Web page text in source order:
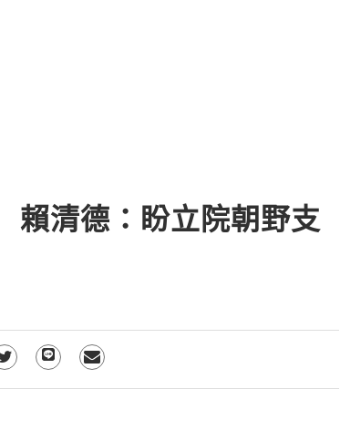
清德：盼立院朝野支